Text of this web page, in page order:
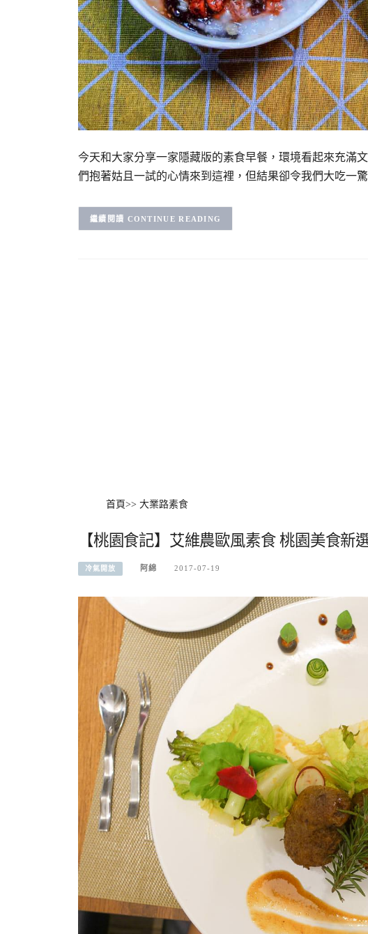
今天和大家分享一家隱藏版的素食早餐，環境看起來充滿
們抱著姑且一試的心情來到這裡，但結果卻令我們大吃一
CONTINUE READING
首頁>> 大業路素食
【桃園食記】艾維農歐風素食 桃園美食新
冷氣開放 阿綿 2017-07-19